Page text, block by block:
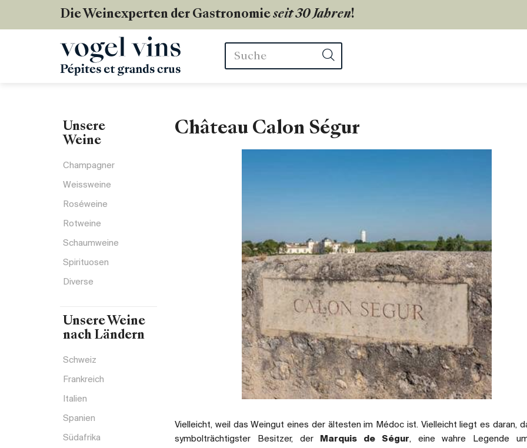
Die Weinexperten der Gastronomie seit 30 Jahren!
Stichwörter
Unsere
Weine
Champagner
Weissweine
Roséweine
Rotweine
Schaumweine
Spirituosen
Diverse
Unsere Weine
nach Ländern
Schweiz
Frankreich
Italien
Spanien
Südafrika
Château Calon Ségur
Vielleicht, weil das Weingut eines der ältesten im Médoc ist. Vielleicht liegt es daran,
symbolträchtigster Besitzer, der
Marquis de Ségur, eine wahre Legende